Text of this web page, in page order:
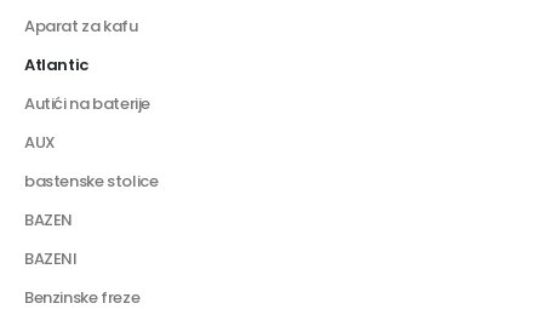
Aparat za kafu
Atlantic
Autići na baterije
AUX
bastenske stolice
BAZEN
BAZENI
Benzinske freze